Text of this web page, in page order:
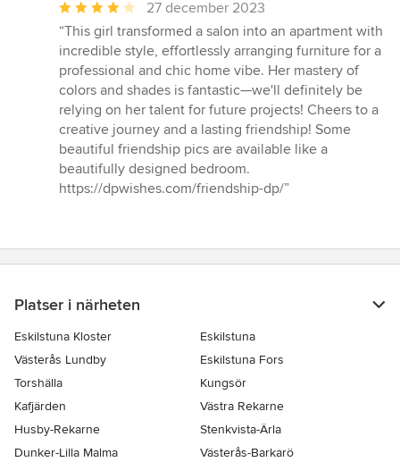
Genomsnittligt
omdöme:
4
av
5
stjärnor
27 december 2023
“This girl transformed a salon into an apartment with
incredible style, effortlessly arranging furniture for a
professional and chic home vibe. Her mastery of
colors and shades is fantastic—we'll definitely be
relying on her talent for future projects! Cheers to a
creative journey and a lasting friendship! Some
beautiful friendship pics are available like a
beautifully designed bedroom.
https://dpwishes.com/friendship-dp/”
Platser i närheten
Eskilstuna Kloster
Eskilstuna
Västerås Lundby
Eskilstuna Fors
Torshälla
Kungsör
Kafjärden
Västra Rekarne
Husby-Rekarne
Stenkvista-Ärla
Dunker-Lilla Malma
Västerås-Barkarö